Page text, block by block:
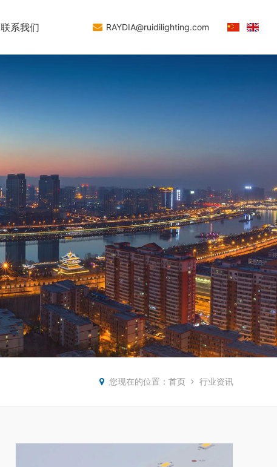
联系我们 RAYDIA@ruidilighting.com
您现在的位置： 首页 行业资讯